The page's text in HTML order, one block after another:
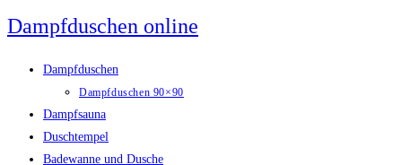
Zum
Inhalt
springen
Dampfduschen online
Dampfduschen
Dampfduschen 90×90
Dampfsauna
Duschtempel
Badewanne und Dusche